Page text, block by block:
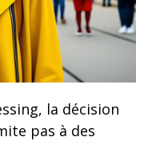
la décision
pas à des